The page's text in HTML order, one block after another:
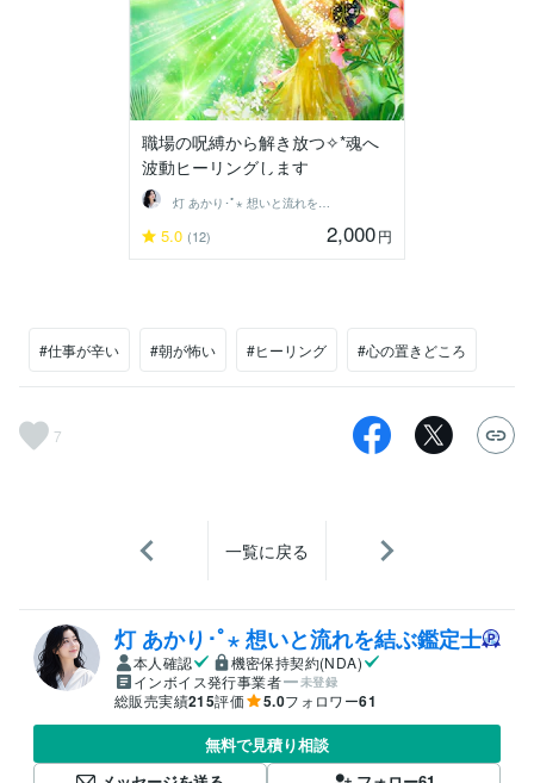
職場の呪縛から解き放つ✧*魂へ
波動ヒーリングします
灯 あかり･ﾟ⋆ 想いと流れを結ぶ鑑定士
5.0 (12) 2,000円
#仕事が辛い #朝が怖い #ヒーリング #心の置きどころ
7
一覧に戻る
灯 あかり･ﾟ⋆ 想いと流れを結ぶ鑑定士
本人確認
機密保持契約(NDA)
インボイス発行事業者
未登録
総販売実績215評価 5.0フォロワー61
無料で見積り相談